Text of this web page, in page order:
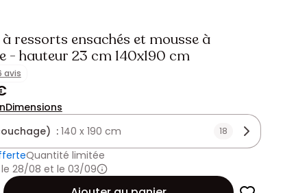
ressorts ensachés et mousse à
- hauteur 23 cm 140x190 cm
avis
Dimensions
: 140 x 190 cm 18
Quantité limitée
28/08 et le 03/09